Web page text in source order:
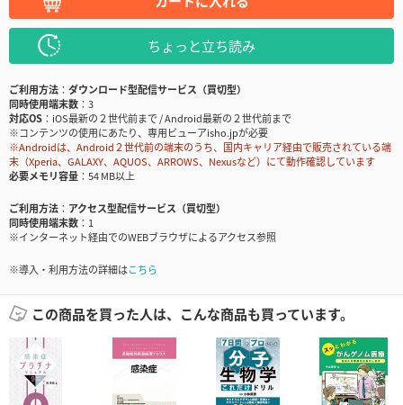
ちょっと立ち読み
ご利用方法
ダウンロード型配信サービス（買切型）
同時使用端末数
3
対応OS
iOS最新の２世代前まで / Android最新の２世代前まで
※コンテンツの使用にあたり、専用ビューアisho.jpが必要
※Androidは、Android２世代前の端末のうち、国内キャリア経由で販売されている端
末（Xperia、GALAXY、AQUOS、ARROWS、Nexusなど）にて動作確認しています
必要メモリ容量
54 MB以上
ご利用方法
アクセス型配信サービス（買切型）
同時使用端末数
1
※インターネット経由でのWEBブラウザによるアクセス参照
※導入・利用方法の詳細はこちら
この商品を買った人は、こんな商品も買っています。